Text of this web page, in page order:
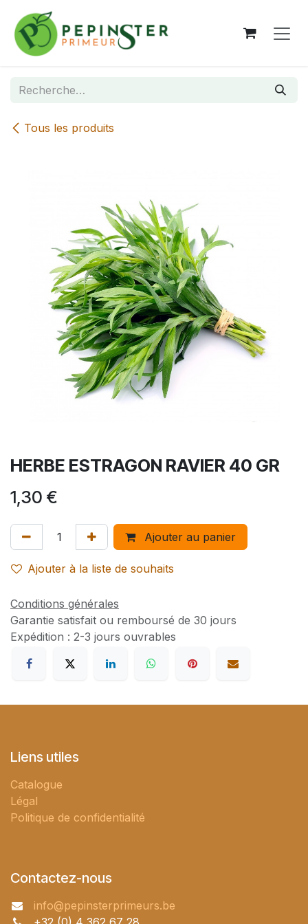
Se rendre au contenu
Tous les produits
HERBE ESTRAGON RAVIER 40 GR
1,30 €
Ajouter au panier
Ajouter à la liste de souhaits
Conditions générales
Garantie satisfait ou remboursé de 30 jours
Expédition : 2-3 jours ouvrables
Liens utiles
Catalogue
Légal
Politique de confidentialité
Contactez-nous
info@pepinsterprimeurs.be